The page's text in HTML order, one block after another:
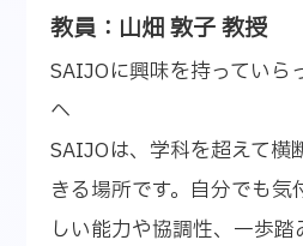
教員：山畑 敦子 教授
SAIJOに興味を持っていら
へ
SAIJOは、学科を超えて横
きる場所です。自分でも気
しい能力や協調性、一歩